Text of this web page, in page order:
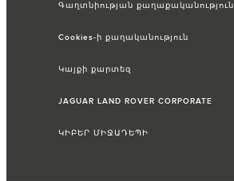
Գաղտնիության քաղաքականություն
Cookies-ի քաղականություն
Կայքի քարտեզ
JAGUAR LAND ROVER CORPORATE
ԿԻԲԵՐ ՄԻՋԱԴԵՊԻ